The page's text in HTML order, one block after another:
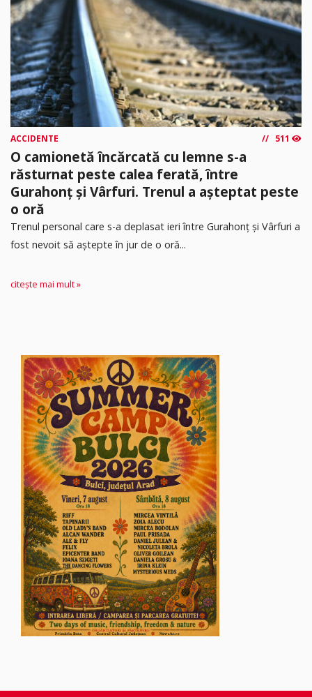
ACCIDENTE 511
O camionetă încărcată cu lemne s-a
răsturnat peste calea ferată, între
Gurahonț și Vârfuri. Trenul a așteptat peste
o oră
Trenul personal care s-a deplasat ieri între Gurahonț și Vârfuri a
fost nevoit să aștepte în jur de o oră...
citește mai mult »